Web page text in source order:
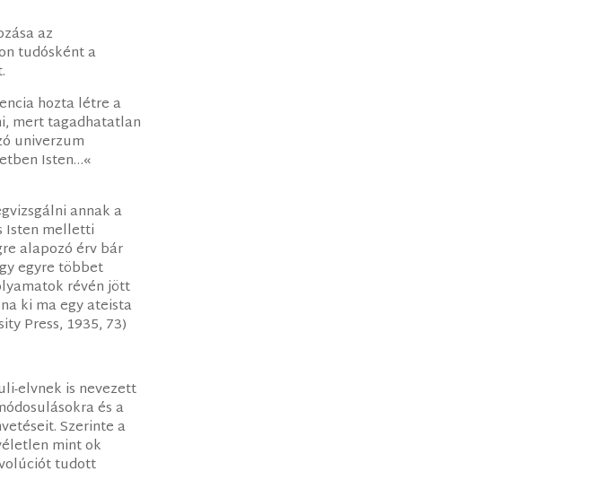
az
tudósként a
hozta létre a
mert tagadhatatlan
univerzum
Isten…«
annak a
Isten melletti
alapozó érv bár
egyre többet
révén jött
ki ma egy ateista
Press, 1935, 73)
elvnek is nevezett
és a
Szerinte a
mint ok
tudott